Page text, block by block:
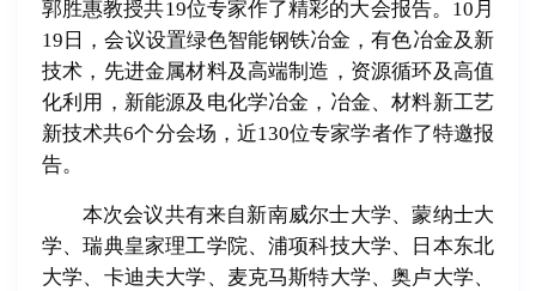
郭胜惠教授共19位专家作了精彩的大会报告。10月
19日，会议设置绿色智能钢铁冶金，有色冶金及新
技术，先进金属材料及高端制造，资源循环及高值
化利用，新能源及电化学冶金，冶金、材料新工艺
新技术共6个分会场，近130位专家学者作了特邀报
告。
本次会议共有来自新南威尔士大学、蒙纳士大
学、瑞典皇家理工学院、浦项科技大学、日本东北
大学、卡迪夫大学、麦克马斯特大学、奥卢大学、